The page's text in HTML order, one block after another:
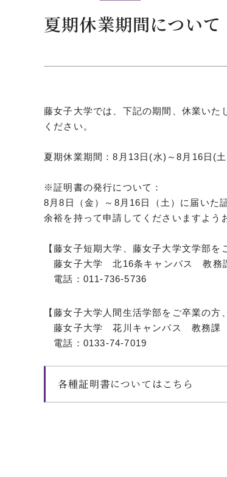
３Dパノラマビュー
広告掲載
取材・撮影依頼
メディア出演・掲載
大学紹介動画
SNS
税制上
遺贈寄
自己点検・評価 教職
夏期休業期間について
藤女子大学では、下記の期間、休業いた
ください。
夏期休業期間：8月13日(水)～8月16日(
※証明書の発行について：
8月8日（金）～8月16日（土）に届いた
余裕を持って申請してくださいますよう
【藤女子短期大学、藤女子大学文学部を
藤女子大学 北16条キャンパス 教務
電話：011-736-5736
【藤女子大学人間生活学部をご卒業の方
藤女子大学 花川キャンパス 教務課
電話：0133-74-7019
各種証明書についてはこちら